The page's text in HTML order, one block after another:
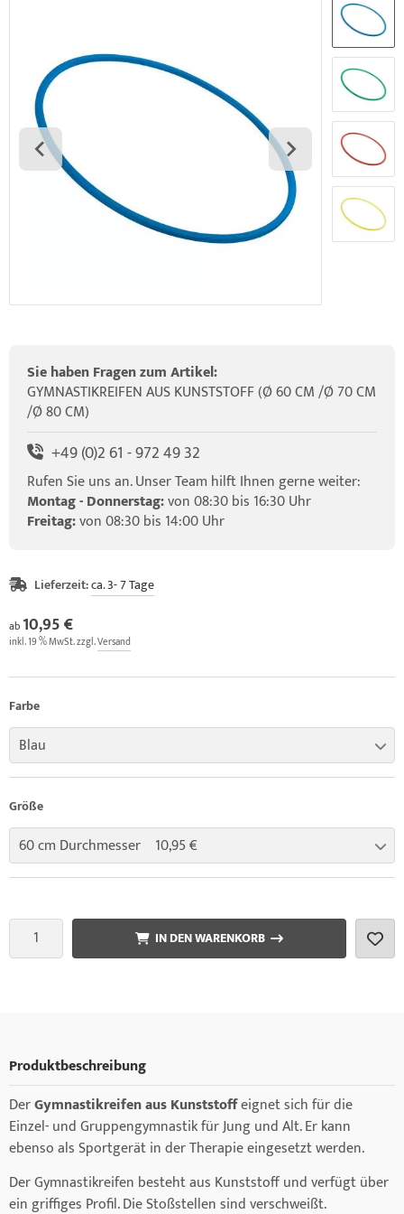
Sie haben Fragen zum Artikel:
GYMNASTIKREIFEN AUS KUNSTSTOFF (Ø 60 CM /Ø 70 CM
/Ø 80 CM)
+49 (0)2 61 - 972 49 32
Rufen Sie uns an. Unser Team hilft Ihnen gerne weiter:
Montag - Donnerstag:von 08:30 bis 16:30 Uhr
Freitag:von 08:30 bis 14:00 Uhr
Lieferzeit:ca. 3- 7 Tage
ab 10,95 €
inkl. 19 % MwSt. zzgl.Versand
Farbe
Blau
Größe
60 cm Durchmesser 10,95 €
IN DEN WARENKORB
Produktbeschreibung
DerGymnastikreifen aus Kunststoffeignet sich für die
Einzel- und Gruppengymnastik für Jung und Alt. Er kann
ebenso als Sportgerät in der Therapie eingesetzt werden.
Der Gymnastikreifen besteht aus Kunststoff und verfügt über
ein griffiges Profil. Die Stoßstellen sind verschweißt.
Gel
Elasko (NEU IM SORTIMENT)
& Zubehör
Vertikalzug
Trainingstische